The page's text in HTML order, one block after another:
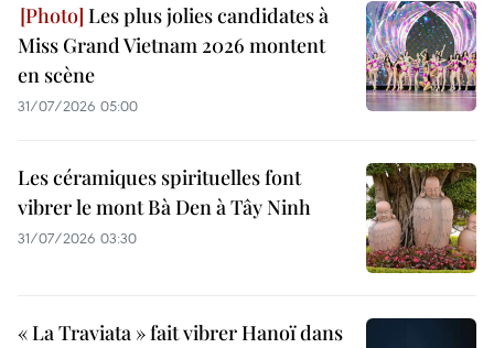
Les plus jolies candidates à
Miss Grand Vietnam 2026 montent
en scène
31/07/2026 05:00
Les céramiques spirituelles font
vibrer le mont Bà Den à Tây Ninh
31/07/2026 03:30
« La Traviata » fait vibrer Hanoï dans